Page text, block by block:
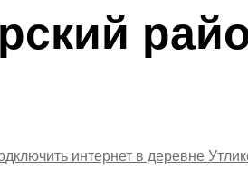
интернет в деревне